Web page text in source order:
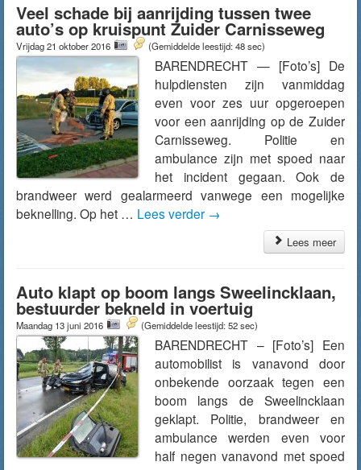
Veel schade bij aanrijding tussen twee
auto’s op kruispunt Zuider Carnisseweg
Vrijdag 21 oktober 2016 (Gemiddelde leestijd: 48 sec)
BARENDRECHT — [Foto’s] De
hulpdiensten zijn vanmiddag
even voor zes uur opgeroepen
voor een aanrijding op de Zuider
Carnisseweg. Politie en
ambulance zijn met spoed naar
het incident gegaan. Ook de
brandweer werd gealarmeerd vanwege een mogelijke
beknelling. Op het … Lees verder →
Lees meer
Auto klapt op boom langs Sweelincklaan,
bestuurder bekneld in voertuig
Maandag 13 juni 2016 (Gemiddelde leestijd: 52 sec)
BARENDRECHT – [Foto’s] Een
automobilist is vanavond door
onbekende oorzaak tegen een
boom langs de Sweelincklaan
geklapt. Politie, brandweer en
ambulance werden even voor
half negen vanavond met spoed